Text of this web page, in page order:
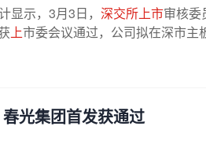
显示，3月3日， 深交所上市审核委
上市委会议通过，公司拟在深市主
春光集团首发获通过